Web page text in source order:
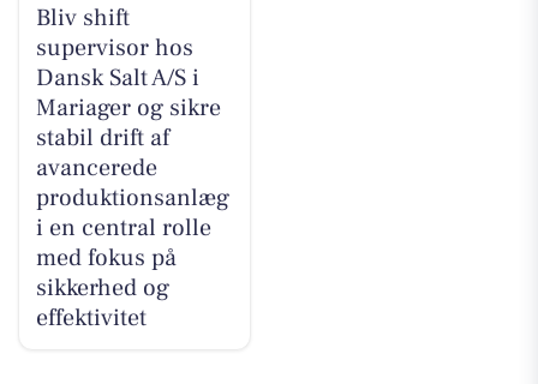
Bliv shift
supervisor hos
Dansk Salt A/S i
Mariager og sikre
stabil drift af
avancerede
produktionsanlæg
i en central rolle
med fokus på
sikkerhed og
effektivitet